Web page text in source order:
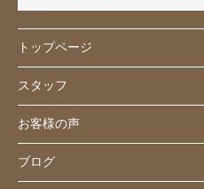
トップページ
スタッフ
お客様の声
ブログ